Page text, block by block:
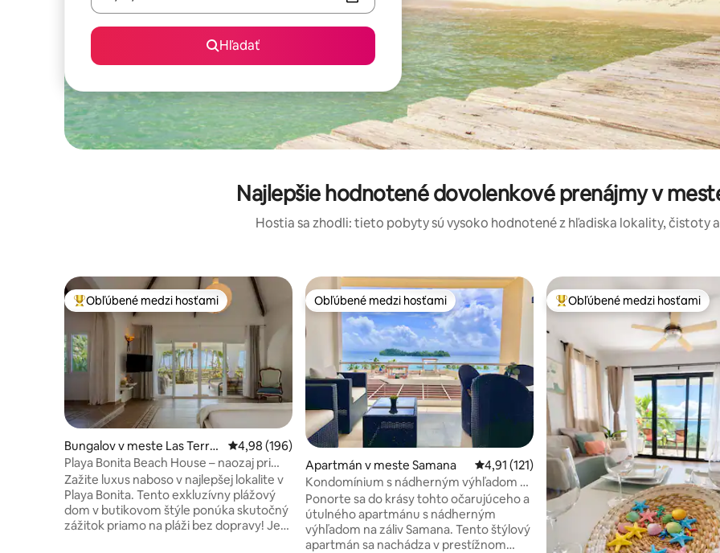
Hľadať
Najlepšie hodnotené dovolenkové prenájmy v
Hostia sa zhodli: tieto pobyty sú vysoko hodnotené z hľadiska lokality, čistoty
Najobľúbenejšie medzi hosťami
Obľúbené medzi hosťami
Bungalov v meste Las Terre
nas
Priemerné ohodnotenie 4,98 z 5, počet hodnotení: 196
4,98 (196)
Playa Bonita Beach House – naozaj pri
oceáne!
Zažite luxus naboso v najlepšej lokalite v
Playa Bonita. Tento exkluzívny plážový
dom v butikovom štýle ponúka skutočný
zážitok priamo na pláži bez dopravy! Je
Obľúbené medzi hosťami
Obľúbené medzi hosťami
Apartmán v meste Samana Priemerné ohodnotenie 4,91 z 5, počet
4,91 (121)
Kondomínium s nádherným výhľadom na
záliv Samana, strešný bazén
Ponorte sa do krásy tohto očarujúceho a
útulného apartmánu s nádherným
výhľadom na záliv Samana. Tento štýlový
apartmán sa nachádza v prestížnom
Najobľúbenejšie medzi hosťami
Obľúbené medzi hosťami